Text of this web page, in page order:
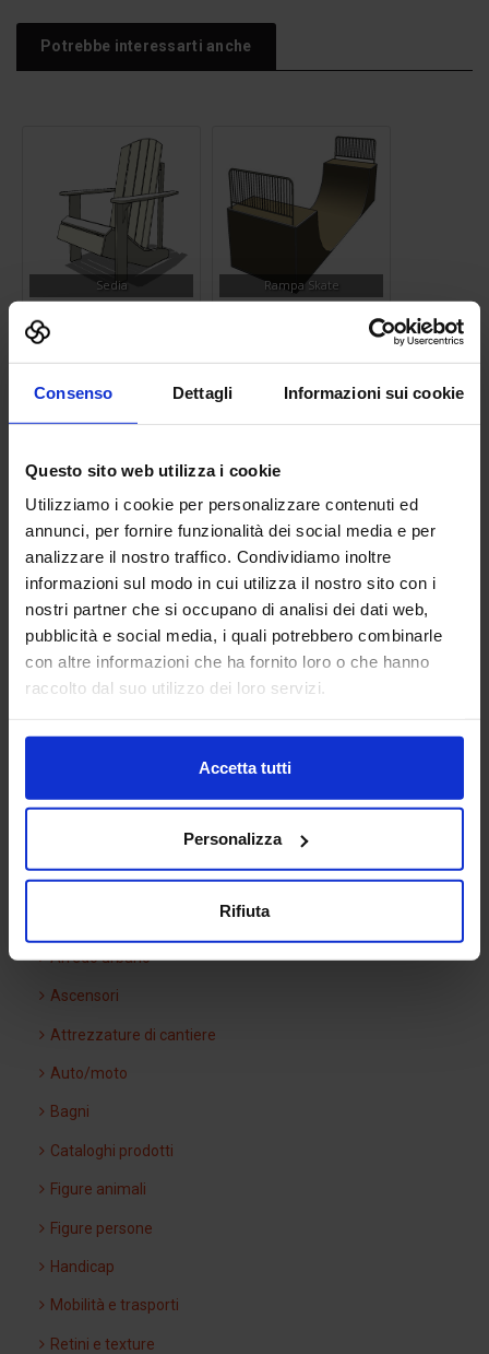
Consenso Dettagli Informazioni sui cookie
Questo sito web utilizza i cookie
Utilizziamo i cookie per personalizzare contenuti ed
annunci, per fornire funzionalità dei social media e per
analizzare il nostro traffico. Condividiamo inoltre
informazioni sul modo in cui utilizza il nostro sito con i
nostri partner che si occupano di analisi dei dati web,
pubblicità e social media, i quali potrebbero combinarle
con altre informazioni che ha fornito loro o che hanno
raccolto dal suo utilizzo dei loro servizi.
Accetta tutti
Personalizza
Rifiuta
Potrebbe interessarti anche
Sedia Rampa Skate
Silhouette uomo 15 Recinzione 01
Piano di lavoro 25
Categorie Blocchi CAD
Arredi interni
Arredo urbano
Ascensori
Attrezzature di cantiere
Auto/moto
Bagni
Cataloghi prodotti
Figure animali
Figure persone
Handicap
Mobilità e trasporti
Retini e texture